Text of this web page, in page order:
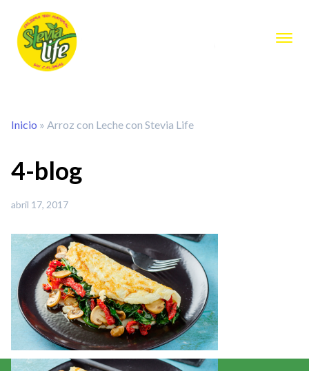
Inicio » Arroz con Leche con Stevia Life
4-blog
abril 17, 2017